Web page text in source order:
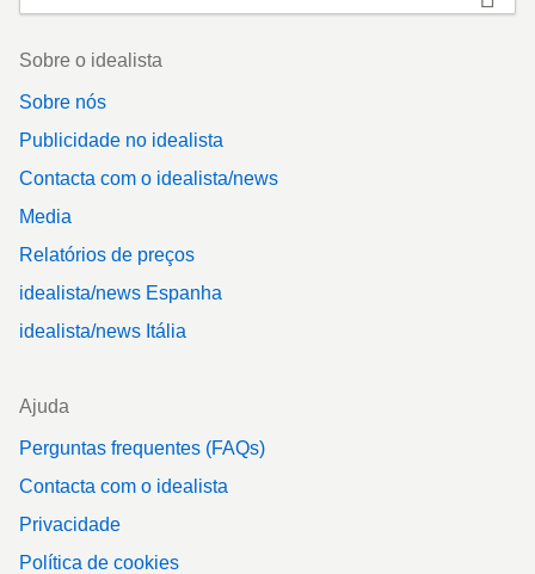
Footer
Sobre o idealista
Sobre nós
Publicidade no idealista
Contacta com o idealista/news
Media
Relatórios de preços
idealista/news Espanha
idealista/news Itália
Ajuda
Perguntas frequentes (FAQs)
Contacta com o idealista
Privacidade
Política de cookies